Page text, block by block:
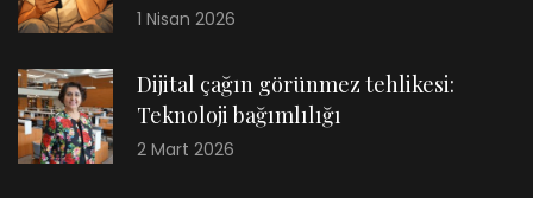
1 Nisan 2026
Dijital çağın görünmez tehlikesi:
Teknoloji bağımlılığı
2 Mart 2026